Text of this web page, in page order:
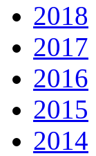
2018
2017
2016
2015
2014